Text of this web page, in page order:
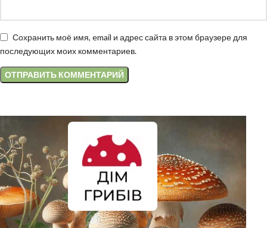
Сохранить моё имя, email и адрес сайта в этом браузере для
последующих моих комментариев.